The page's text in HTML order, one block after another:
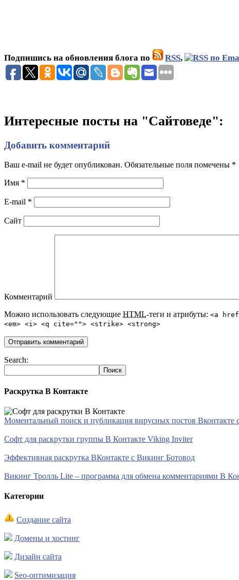
Подпишись на обновления блога по RSS,
Интересные посты на "Сайтоведе":
Добавить комментарий
Ваш e-mail не будет опубликован. Обязательные поля помечены *
Имя *
E-mail *
Сайт
Комментарий
Можно использовать следующие HTML-теги и атрибуты: <a
<em> <i> <q cite=""> <strike> <strong>
Search:
Раскрутка В Контакте
Моментальный поиск и публикация вирусных постов Вконтакте
Софт для раскрутки группы В Контакте Viking Inviter
Эффективная раскрутка ВКонтакте с Викинг Ботовод
Викинг Тролль Lite – программа для обмена комментариями В
Категории
Создание сайта
Домены и хостинг
Дизайн сайта
Seo-оптимизация